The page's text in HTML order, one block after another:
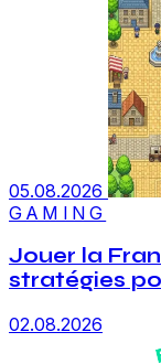
05.08.2026
GAMING
Jouer la
stratégies
02.08.2026